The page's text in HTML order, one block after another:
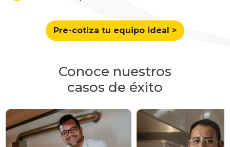
Pre-cotiza tu equipo ideal >
Conoce nuestros
casos de éxito